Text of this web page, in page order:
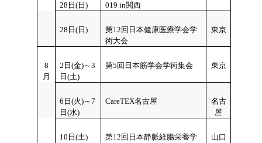
28日(日)
019 in関西
28日(日)
第12回日本健康医療学会学
術大会
東京
8
月
2日(金)～3
日(土)
第5回日本筋学会学術集会 東京
6日(火)～7
日(水)
CareTEX名古屋
名古
屋
10 日(土)
第12回日本静脈経腸栄養学
山口